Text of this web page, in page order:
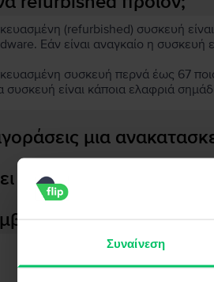
Συναίνεση
(refurbished) συσκευή
Εάν είναι αναγκαίο η συσκευή
συσκευή περνά έως 67
συσκευή είναι κάποια ελαφριά
μια
αποδοτική μπαταρία;
στο κουτί της